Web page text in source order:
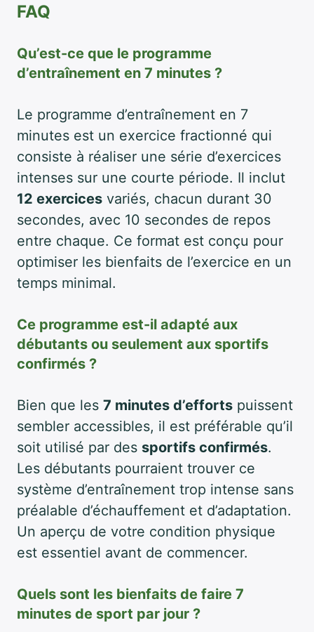
FAQ
Qu’est-ce que le programme
d’entraînement en 7 minutes ?
Le programme d’entraînement en 7
minutes est un exercice fractionné qui
consiste à réaliser une série d’exercices
intenses sur une courte période. Il inclut
12 exercices variés, chacun durant 30
secondes, avec 10 secondes de repos
entre chaque. Ce format est conçu pour
optimiser les bienfaits de l’exercice en un
temps minimal.
Ce programme est-il adapté aux
débutants ou seulement aux sportifs
confirmés ?
Bien que les 7 minutes d’efforts puissent
sembler accessibles, il est préférable qu’il
soit utilisé par des sportifs confirmés.
Les débutants pourraient trouver ce
système d’entraînement trop intense sans
préalable d’échauffement et d’adaptation.
Un aperçu de votre condition physique
est essentiel avant de commencer.
Quels sont les bienfaits de faire 7
minutes de sport par jour ?